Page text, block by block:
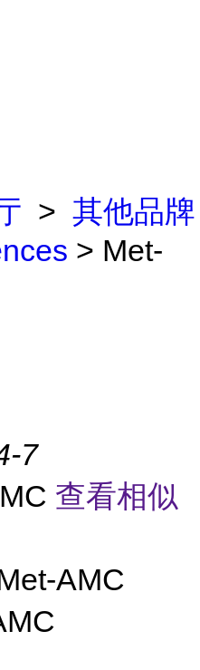
> 其他品牌
> Met-
7
查看相似
AMC